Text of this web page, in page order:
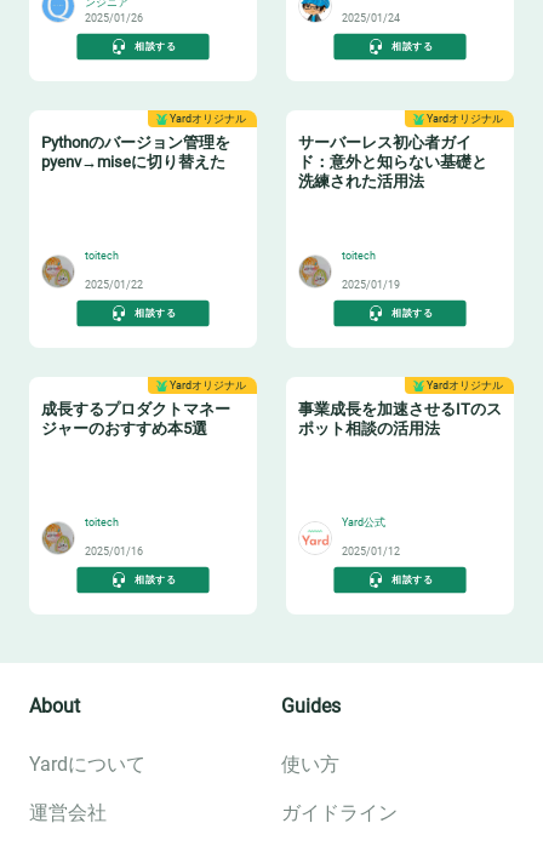
2025/01/26
相談する
2025/01/24
相談する
Yardオリジナル
Pythonのバージョン管理を
pyenv→miseに切り替えた
toitech
2025/01/22
相談する
Yardオリジナル
サーバーレス初心者ガイ
ド：意外と知らない基礎と
洗練された活用法
toitech
2025/01/19
相談する
Yardオリジナル
成長するプロダクトマネー
ジャーのおすすめ本5選
toitech
2025/01/16
相談する
Yardオリジナル
事業成長を加速させるITのス
ポット相談の活用法
Yard公式
2025/01/12
相談する
About
Yardについて
運営会社
Guides
使い方
ガイドライン